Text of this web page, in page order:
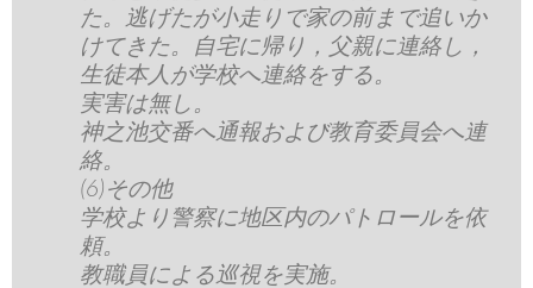
た。逃げたが小走りで家の前まで追いか
けてきた。自宅に帰り，父親に連絡し，
生徒本人が学校へ連絡をする。
実害は無し。
神之池交番へ通報および教育委員会へ連
絡。
(6)その他
学校より警察に地区内のパトロールを依
頼。
教職員による巡視を実施。